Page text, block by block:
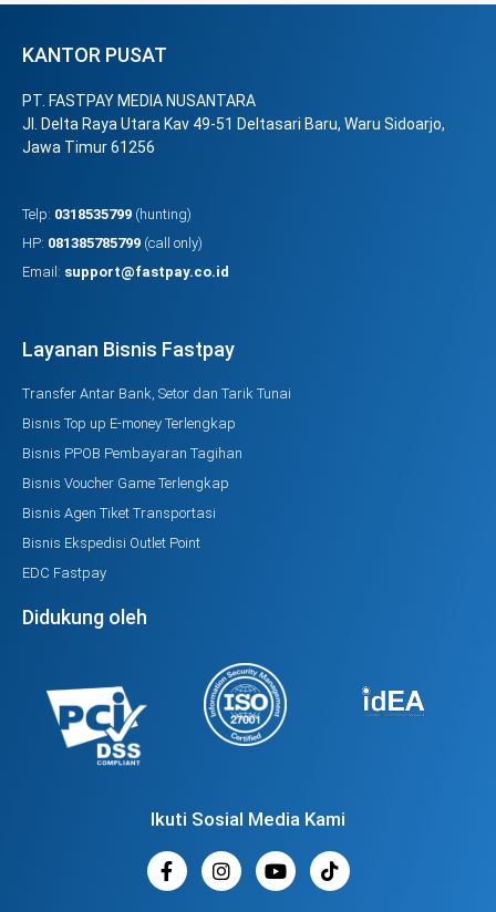
KANTOR PUSAT
PT. FASTPAY MEDIA NUSANTARA
Jl. Delta Raya Utara Kav 49-51 Deltasari Baru, Waru Sidoarjo,
Jawa Timur 61256
Telp: 0318535799 (hunting)
HP: 081385785799 (call only)
Email: support@fastpay.co.id
Layanan Bisnis Fastpay
Transfer Antar Bank, Setor dan Tarik Tunai
Bisnis Top up E-money Terlengkap
Bisnis PPOB Pembayaran Tagihan
Bisnis Voucher Game Terlengkap
Bisnis Agen Tiket Transportasi
Bisnis Ekspedisi Outlet Point
EDC Fastpay
Didukung oleh
Ikuti Sosial Media Kami